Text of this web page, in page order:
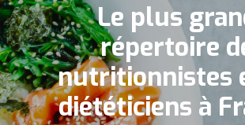
Le plus
répertoire
nutritionnistes
diététiciens à